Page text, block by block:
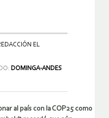
EL
DOMINGA-ANDES
al país con la COP25 como